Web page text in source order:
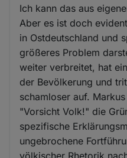
Ich kann das aus
Aber es ist doch
in Ostdeutschland und
größeres Problem
weiter verbreitet, hat
der Bevölkerung und
schamloser auf.
"Vorsicht Volk!" die
spezifische
ungebrochene
völkischer Rhetorik